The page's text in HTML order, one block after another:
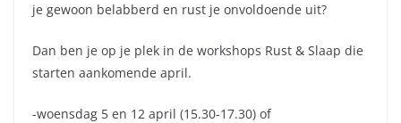
je gewoon belabberd en rust je onvoldoende uit?
Dan ben je op je plek in de workshops Rust & Slaap die
starten aankomende april.
-woensdag 5 en 12 april (15.30-17.30) of